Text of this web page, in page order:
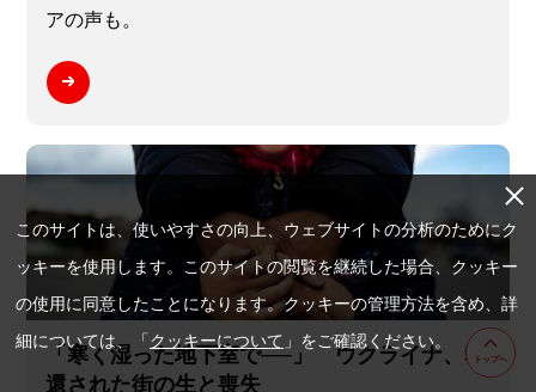
アの声も。
「寒く湿った地下室で──」 ウクライナ、奪
還された街の生と喪失
トップへ
このサイトは、使いやすさの向上、ウェブサイトの分析のためにク
ッキーを使用します。このサイトの閲覧を継続した場合、クッキー
の使用に同意したことになります。クッキーの管理方法を含め、詳
細については、「クッキーについて 」をご確認ください。